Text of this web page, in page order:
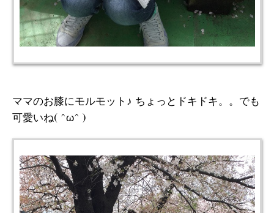
ママのお膝にモルモット♪ ちょっとドキドキ。。でも
可愛いね( ^ω^ )